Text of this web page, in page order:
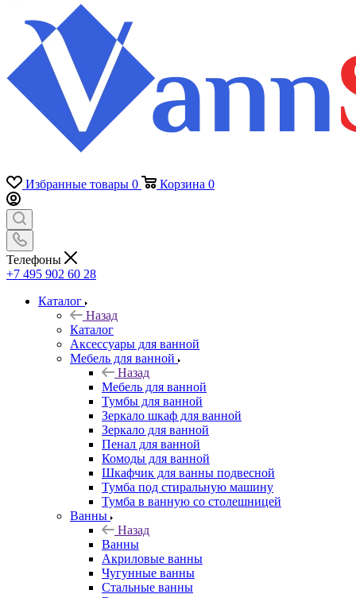
Избранные товары 0 Корзина 0
Телефоны
+7 495 902 60 28
Каталог
Назад
Каталог
Аксессуары для ванной
Мебель для ванной
Назад
Мебель для ванной
Тумбы для ванной
Зеркало шкаф для ванной
Зеркало для ванной
Пенал для ванной
Комоды для ванной
Шкафчик для ванны подвесной
Тумба под стиральную машину
Тумба в ванную со столешницей
Ванны
Назад
Ванны
Акриловые ванны
Чугунные ванны
Стальные ванны